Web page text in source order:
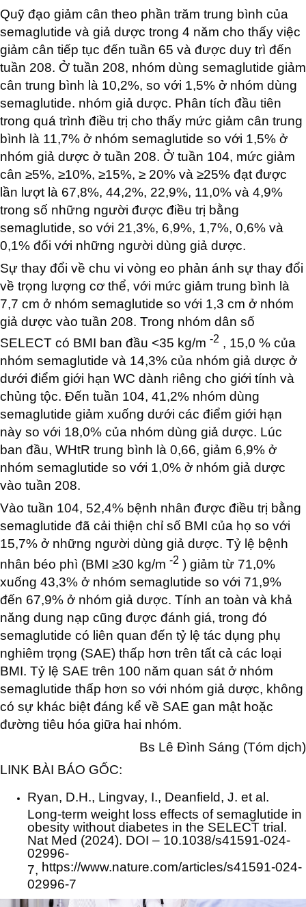
Quỹ đạo giảm cân theo phần trăm trung bình của
semaglutide và giả dược trong 4 năm cho thấy việc
giảm cân tiếp tục đến tuần 65 và được duy trì đến
tuần 208. Ở tuần 208, nhóm dùng semaglutide giảm
cân trung bình là 10,2%, so với 1,5% ở nhóm dùng
semaglutide. nhóm giả dược. Phân tích đầu tiên
trong quá trình điều trị cho thấy mức giảm cân trung
bình là 11,7% ở nhóm semaglutide so với 1,5% ở
nhóm giả dược ở tuần 208. Ở tuần 104, mức giảm
cân ≥5%, ≥10%, ≥15%, ≥ 20% và ≥25% đạt được
lần lượt là 67,8%, 44,2%, 22,9%, 11,0% và 4,9%
trong số những người được điều trị bằng
semaglutide, so với 21,3%, 6,9%, 1,7%, 0,6% và
0,1% đối với những người dùng giả dược.
Sự thay đổi về chu vi vòng eo phản ánh sự thay đổi
về trọng lượng cơ thể, với mức giảm trung bình là
7,7 cm ở nhóm semaglutide so với 1,3 cm ở nhóm
giả dược vào tuần 208. Trong nhóm dân số
SELECT có BMI ban đầu <35 kg/m -2 , 15,0 % của
nhóm semaglutide và 14,3% của nhóm giả dược ở
dưới điểm giới hạn WC dành riêng cho giới tính và
chủng tộc. Đến tuần 104, 41,2% nhóm dùng
semaglutide giảm xuống dưới các điểm giới hạn
này so với 18,0% của nhóm dùng giả dược. Lúc
ban đầu, WHtR trung bình là 0,66, giảm 6,9% ở
nhóm semaglutide so với 1,0% ở nhóm giả dược
vào tuần 208.
Vào tuần 104, 52,4% bệnh nhân được điều trị bằng
semaglutide đã cải thiện chỉ số BMI của họ so với
15,7% ở những người dùng giả dược. Tỷ lệ bệnh
nhân béo phì (BMI ≥30 kg/m -2 ) giảm từ 71,0%
xuống 43,3% ở nhóm semaglutide so với 71,9%
đến 67,9% ở nhóm giả dược. Tính an toàn và khả
năng dung nạp cũng được đánh giá, trong đó
semaglutide có liên quan đến tỷ lệ tác dụng phụ
nghiêm trọng (SAE) thấp hơn trên tất cả các loại
BMI. Tỷ lệ SAE trên 100 năm quan sát ở nhóm
semaglutide thấp hơn so với nhóm giả dược, không
có sự khác biệt đáng kể về SAE gan mật hoặc
đường tiêu hóa giữa hai nhóm.
Bs Lê Đình Sáng (Tóm dịch)
LINK BÀI BÁO GỐC:
Ryan, D.H., Lingvay, I., Deanfield, J. et al.
Long-term weight loss effects of semaglutide in
obesity without diabetes in the SELECT trial.
Nat Med (2024). DOI – 10.1038/s41591-024-
02996-
7,
https://www.nature.com/articles/s41591-024-
02996-7